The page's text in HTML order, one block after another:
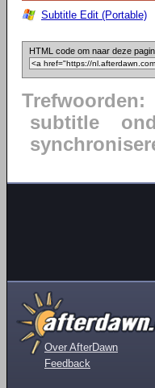
Subtitle Edit (Portable)
HTML code om naar deze
Trefwoorden:
subtitle
Over AfterDawn
Feedback